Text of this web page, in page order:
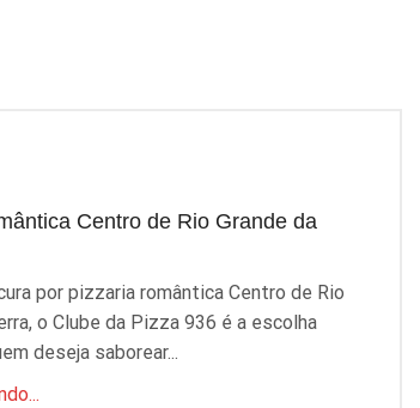
Centro de Rio Grande da
por pizzaria romântica Centro de Rio
o Clube da Pizza 936 é a escolha
deseja saborear...